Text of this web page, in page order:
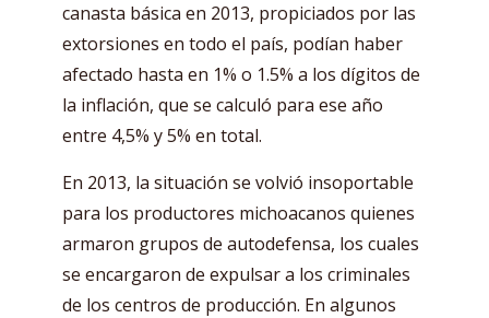
canasta básica en 2013, propiciados por las
extorsiones en todo el país, podían haber
afectado hasta en 1% o 1.5% a los dígitos de
la inflación, que se calculó para ese año
entre 4,5% y 5% en total.
En 2013, la situación se volvió insoportable
para los productores michoacanos quienes
armaron grupos de autodefensa, los cuales
se encargaron de expulsar a los criminales
de los centros de producción. En algunos